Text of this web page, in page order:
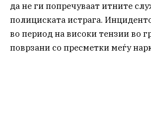
да не ги попречуваат итните
полициската истрага.
во период на високи тензии во
поврзани со пресметки меѓу